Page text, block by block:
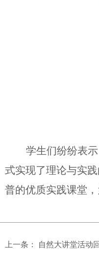
学生们纷纷表
式实现了理论与实
普的优质实践课堂
上一条： 自然大讲堂活动